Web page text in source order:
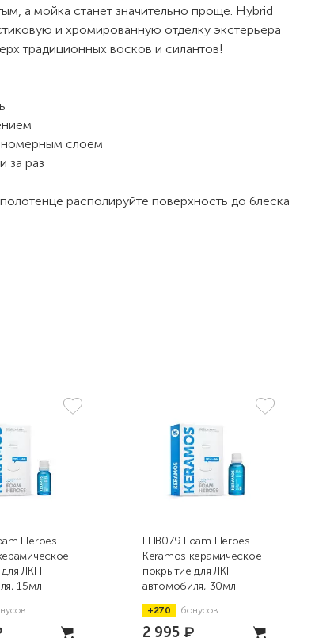
а мойка станет значительно проще. Hybrid
и хромированную отделку экстерьера
традиционных восков и силантов!
слоем
за раз
располируйте поверхность до блеска
Heroes
ЛКП
15мл
FHB079 Foam Heroes
Keramos керамическое
покрытие для ЛКП
автомобиля, 30мл
+270 бонусов
2 995 ₽